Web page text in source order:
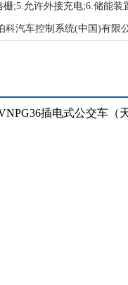
;5.允许外接充电;6.储能
科汽车控制系统(中国)有
插电式公交车（